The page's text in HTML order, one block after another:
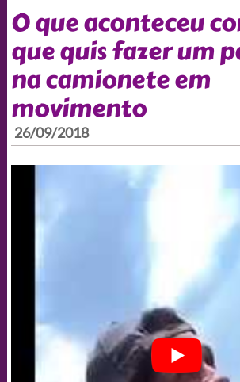
O que aconteceu
que quis fazer um
na camionete em
movimento
26/09/2018